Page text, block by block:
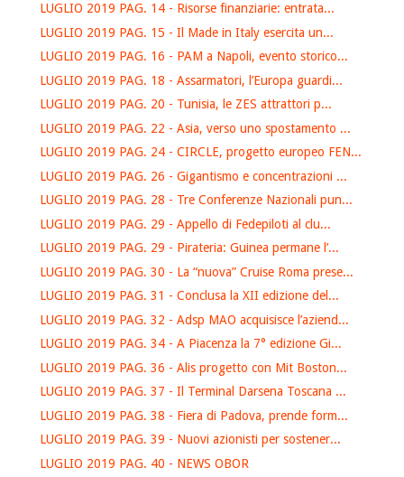
LUGLIO 2019 PAG. 14 - Risorse finanziarie: entrata...
LUGLIO 2019 PAG. 15 - Il Made in Italy esercita un...
LUGLIO 2019 PAG. 16 - PAM a Napoli, evento storico...
LUGLIO 2019 PAG. 18 - Assarmatori, l’Europa guardi...
LUGLIO 2019 PAG. 20 - Tunisia, le ZES attrattori p...
LUGLIO 2019 PAG. 22 - Asia, verso uno spostamento ...
LUGLIO 2019 PAG. 24 - CIRCLE, progetto europeo FEN...
LUGLIO 2019 PAG. 26 - Gigantismo e concentrazioni ...
LUGLIO 2019 PAG. 28 - Tre Conferenze Nazionali pun...
LUGLIO 2019 PAG. 29 - Appello di Fedepiloti al clu...
LUGLIO 2019 PAG. 29 - Pirateria: Guinea permane l’...
LUGLIO 2019 PAG. 30 - La “nuova” Cruise Roma prese...
LUGLIO 2019 PAG. 31 - Conclusa la XII edizione del...
LUGLIO 2019 PAG. 32 - Adsp MAO acquisisce l’aziend...
LUGLIO 2019 PAG. 34 - A Piacenza la 7° edizione Gi...
LUGLIO 2019 PAG. 36 - Alis progetto con Mit Boston...
LUGLIO 2019 PAG. 37 - Il Terminal Darsena Toscana ...
LUGLIO 2019 PAG. 38 - Fiera di Padova, prende form...
LUGLIO 2019 PAG. 39 - Nuovi azionisti per sostener...
LUGLIO 2019 PAG. 40 - NEWS OBOR